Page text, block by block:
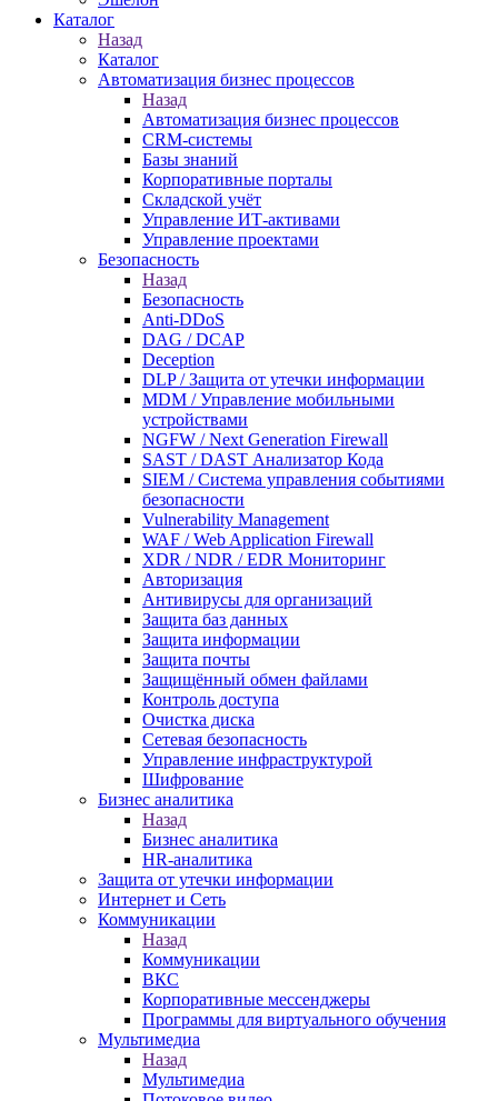
Каталог
Назад
Каталог
Автоматизация бизнес процессов
Назад
Автоматизация бизнес процессов
CRM-системы
Базы знаний
Корпоративные порталы
Складской учёт
Управление ИТ-активами
Управление проектами
Безопасность
Назад
Безопасность
Anti-DDoS
DAG / DCAP
Deception
DLP / Защита от утечки информации
MDM / Управление мобильными
устройствами
NGFW / Next Generation Firewall
SAST / DAST Анализатор Кода
SIEM / Система управления событиями
безопасности
Vulnerability Management
WAF / Web Application Firewall
XDR / NDR / EDR Мониторинг
Авторизация
Антивирусы для организаций
Защита баз данных
Защита информации
Защита почты
Защищённый обмен файлами
Контроль доступа
Очистка диска
Сетевая безопасность
Управление инфраструктурой
Шифрование
Бизнес аналитика
Назад
Бизнес аналитика
HR-аналитика
Защита от утечки информации
Интернет и Сеть
Коммуникации
Назад
Коммуникации
ВКС
Корпоративные мессенджеры
Программы для виртуального обучения
Мультимедиа
Назад
Мультимедиа